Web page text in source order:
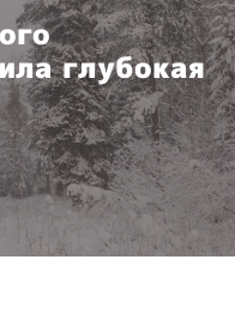
глубокая